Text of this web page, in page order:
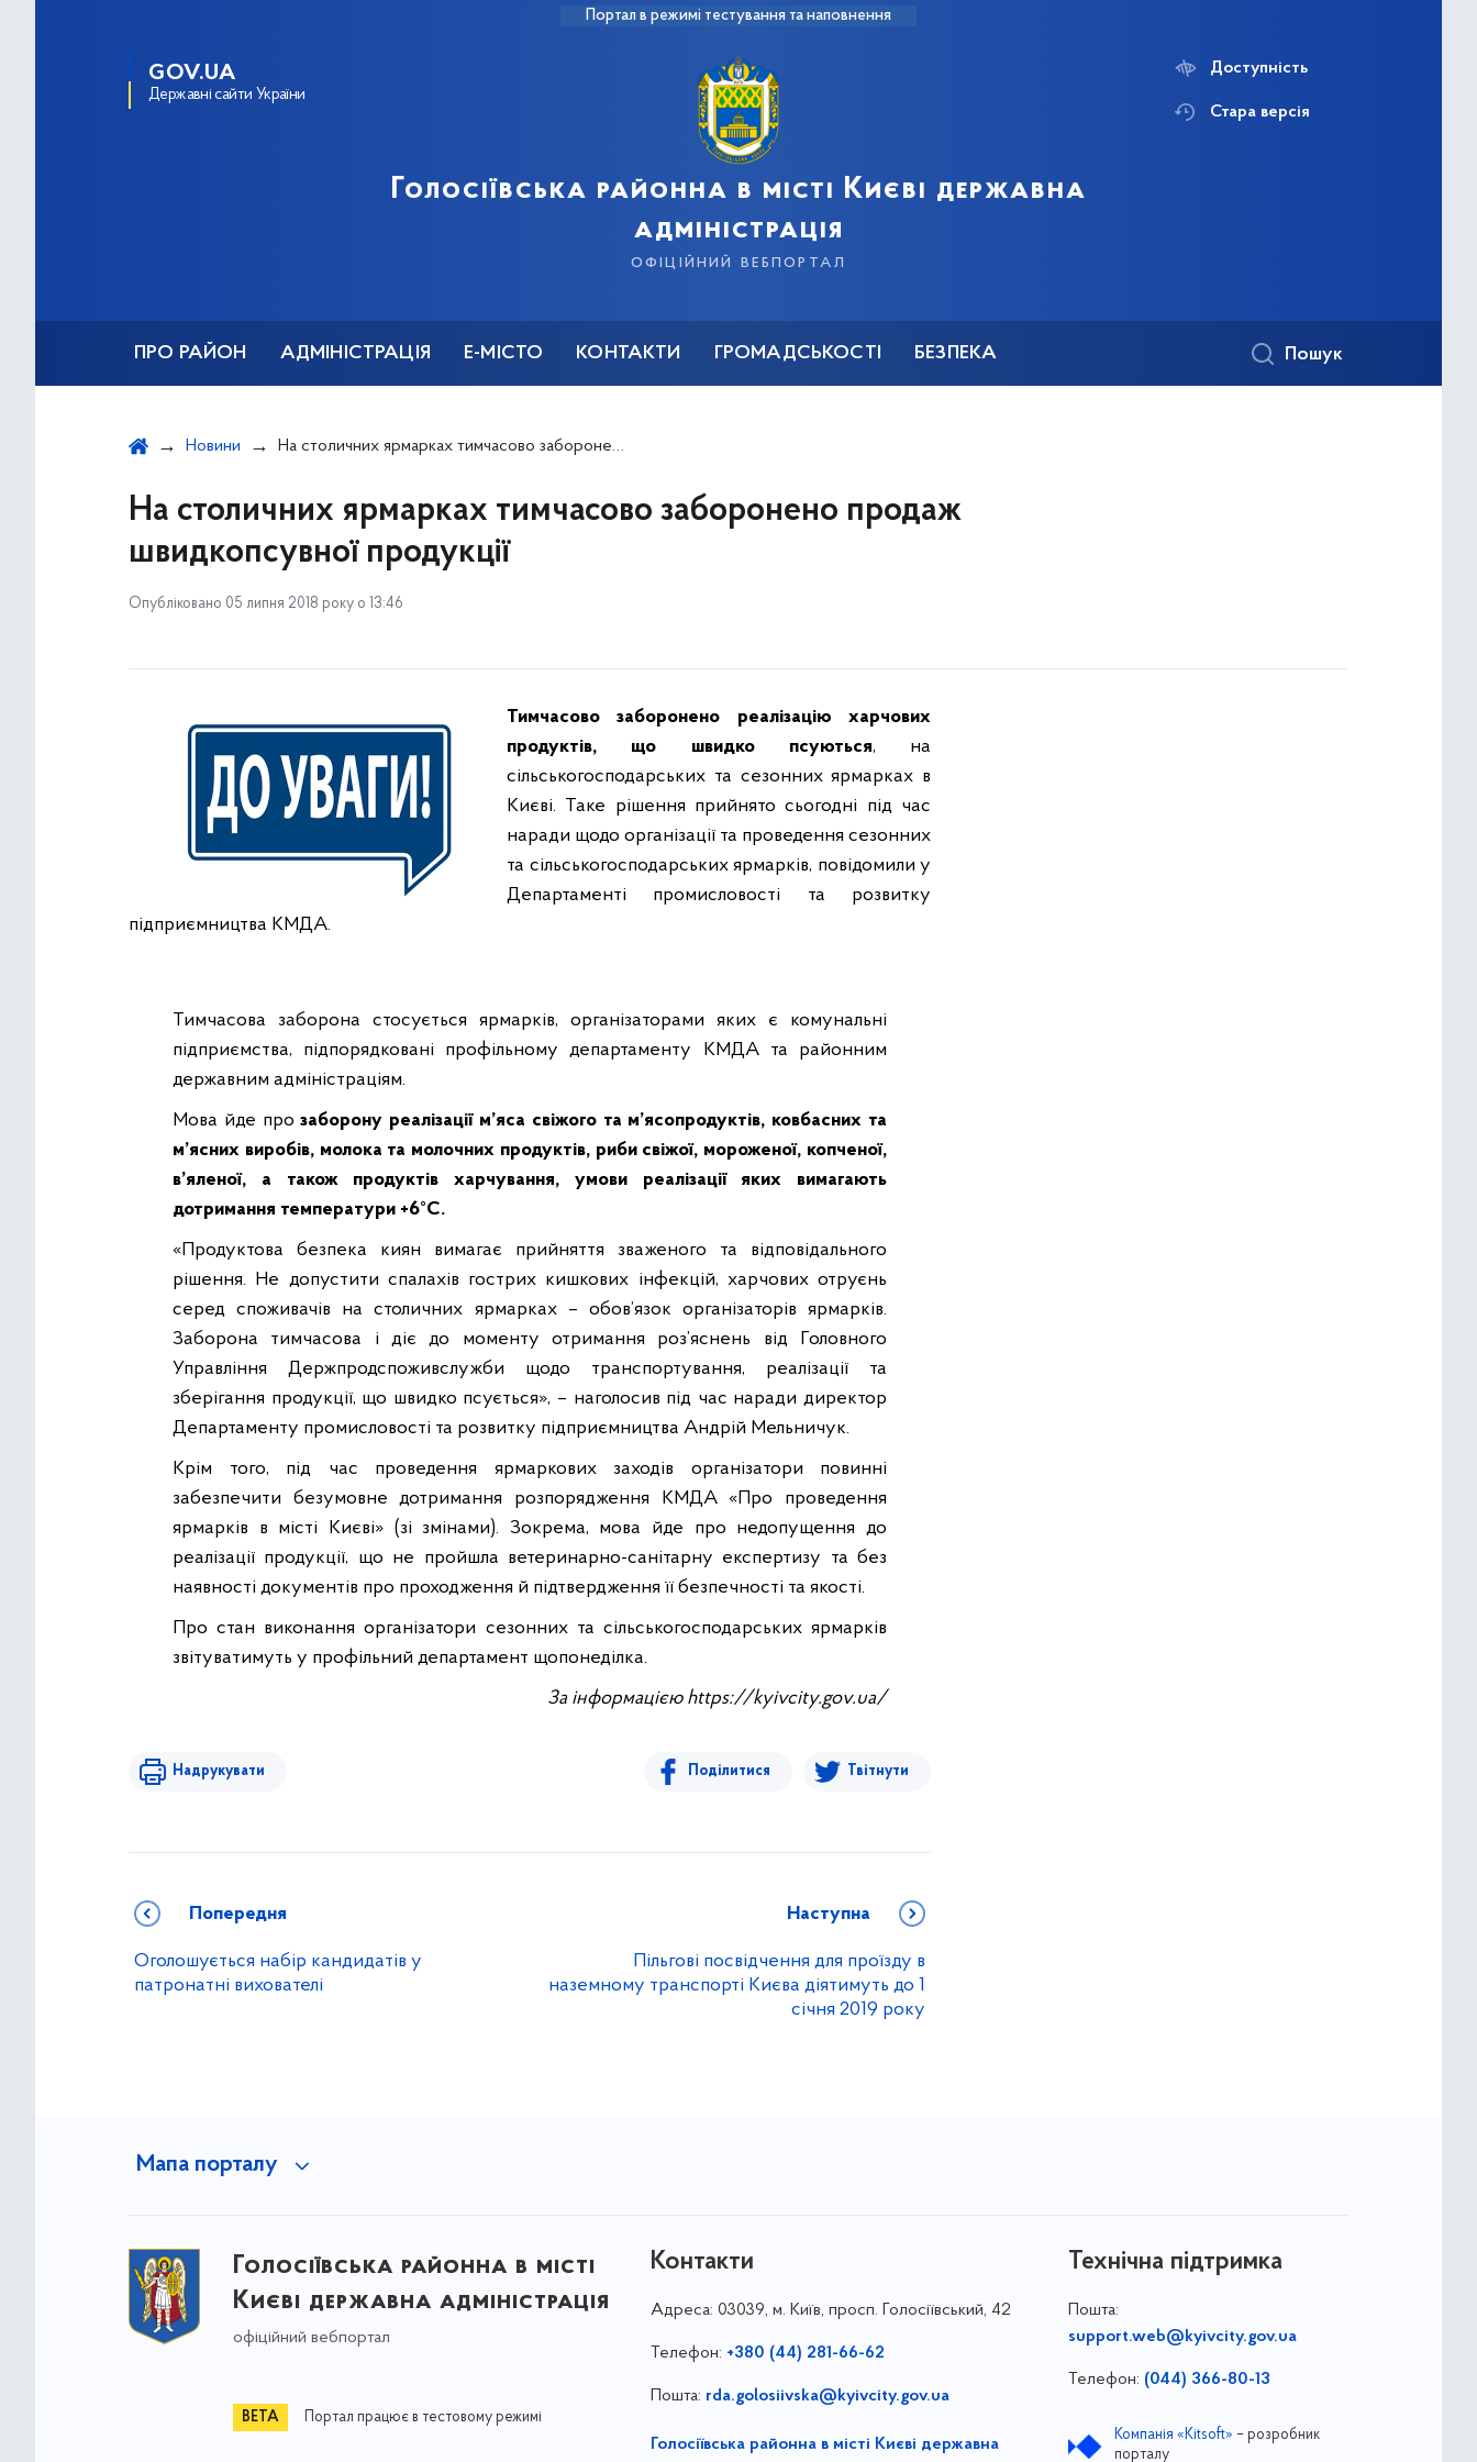
Портал в режимі тестування та наповнення
GOV.UA
Державні сайти України
Голосіївська районна в місті Києві державна
адміністрація
офіційний вебпортал
Доступність
Стара версія
ПРО РАЙОН АДМІНІСТРАЦІЯ Е-МІСТО КОНТАКТИ ГРОМАДСЬКОСТІ БЕЗПЕКА Пошук
Новини На столичних ярмарках тимчасово заборонено продаж швидкопсувної продукції
На столичних ярмарках тимчасово заборонено продаж
швидкопсувної продукції
Опубліковано 05 липня 2018 року о 13:46
Тимчасово заборонено реалізацію харчових
продуктів, що швидко псуються, на
сільськогосподарських та сезонних ярмарках в
Києві. Таке рішення прийнято сьогодні під час
наради щодо організації та проведення сезонних
та сільськогосподарських ярмарків, повідомили у
Департаменті промисловості та розвитку
підприємництва КМДА.
Тимчасова заборона стосується ярмарків, організаторами яких є комунальні
підприємства, підпорядковані профільному департаменту КМДА та районним
державним адміністраціям.
Мова йде прозаборону реалізації м’яса свіжого та м’ясопродуктів, ковбасних та
м’ясних виробів, молока та молочних продуктів, риби свіжої, мороженої, копченої,
в’яленої, а також продуктів харчування, умови реалізації яких вимагають
дотримання температури +6°С.
«Продуктова безпека киян вимагає прийняття зваженого та відповідального
рішення. Не допустити спалахів гострих кишкових інфекцій, харчових отруєнь
серед споживачів на столичних ярмарках – обов’язок організаторів ярмарків.
Заборона тимчасова і діє до моменту отримання роз’яснень від Головного
Управління Держпродспоживслужби щодо транспортування, реалізації та
зберігання продукції, що швидко псується», – наголосив під час наради директор
Департаменту промисловості та розвитку підприємництва Андрій Мельничук.
Крім того, під час проведення ярмаркових заходів організатори повинні
забезпечити безумовне дотримання розпорядження КМДА «Про проведення
ярмарків в місті Києві» (зі змінами). Зокрема, мова йде про недопущення до
реалізації продукції, що не пройшла ветеринарно-санітарну експертизу та без
наявності документів про проходження й підтвердження її безпечності та якості.
Про стан виконання організатори сезонних та сільськогосподарських ярмарків
звітуватимуть у профільний департамент щопонеділка.
За інформацією https://kyivcity.gov.ua/
Надрукувати Поділитися Твітнути
Попередня
Оголошується набір кандидатів у
патронатні вихователі
Наступна
Пільгові посвідчення для проїзду в
наземному транспорті Києва діятимуть до 1
січня 2019 року
Мапа порталу
Голосіївська районна в місті
Києві державна адміністрація
офіційний вебпортал
Портал працює в тестовому режимі
Контакти
Адреса: 03039, м. Київ, просп. Голосіївський, 42
Телефон: +380 (44) 281-66-62
Пошта: rda.golosiivska@kyivcity.gov.ua
Голосіївська районна в місті Києві державна
Технічна підтримка
Пошта:
support.web@kyivcity.gov.ua
Телефон: (044) 366-80-13
Компанія «Kitsoft» – розробник
порталу